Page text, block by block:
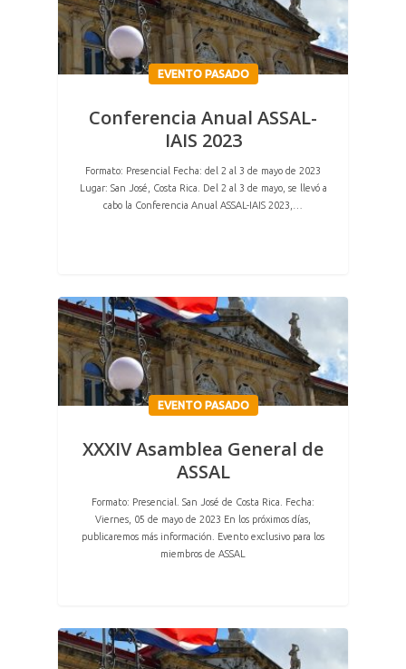
EVENTO PASADO
Conferencia Anual ASSAL-
IAIS 2023
Formato: Presencial Fecha: del 2 al 3 de mayo de 2023
Lugar: San José, Costa Rica. Del 2 al 3 de mayo, se llevó a
cabo la Conferencia Anual ASSAL-IAIS 2023,…
EVENTO PASADO
XXXIV Asamblea General de
ASSAL
Formato: Presencial. San José de Costa Rica. Fecha:
Viernes, 05 de mayo de 2023 En los próximos días,
publicaremos más información. Evento exclusivo para los
miembros de ASSAL